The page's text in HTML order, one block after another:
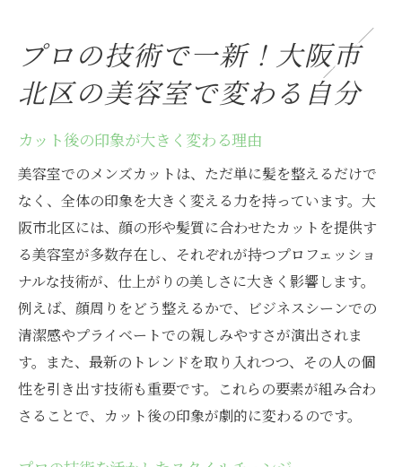
プロの技術で一新！大阪市
北区の美容室で変わる自分
カット後の印象が大きく変わる理由
美容室でのメンズカットは、ただ単に髪を整えるだけで
なく、全体の印象を大きく変える力を持っています。大
阪市北区には、顔の形や髪質に合わせたカットを提供す
る美容室が多数存在し、それぞれが持つプロフェッショ
ナルな技術が、仕上がりの美しさに大きく影響します。
例えば、顔周りをどう整えるかで、ビジネスシーンでの
清潔感やプライベートでの親しみやすさが演出されま
す。また、最新のトレンドを取り入れつつ、その人の個
性を引き出す技術も重要です。これらの要素が組み合わ
さることで、カット後の印象が劇的に変わるのです。